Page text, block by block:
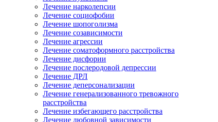
Лечение нарколепсии
Лечение социофобии
Лечение шопоголизма
Лечение созависимости
Лечение агрессии
Лечение соматоформного расстройства
Лечение дисфории
Лечение послеродовой депрессии
Лечение ДРЛ
Лечение деперсонализации
Лечение генерализованного тревожного
расстройства
Лечение избегающего расстройства
Лечение любовной зависимости